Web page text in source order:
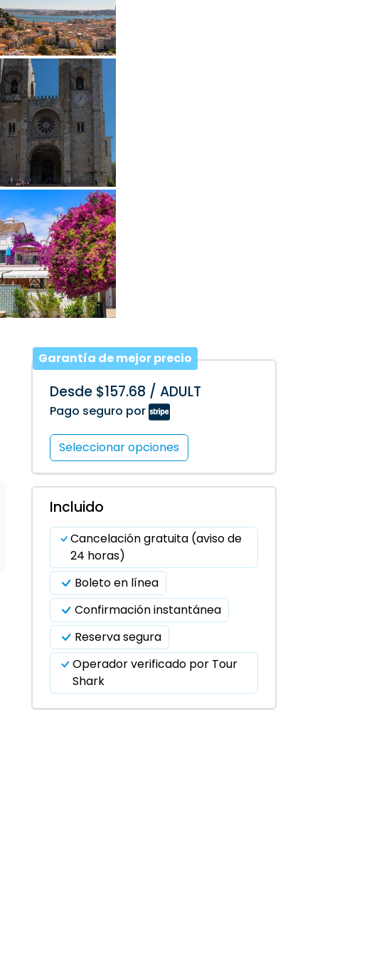
Garantía de mejor precio
Desde $157.68 / ADULT
Pago seguro por
Seleccionar opciones
Incluido
Cancelación gratuita (aviso de
24 horas)
Boleto en línea
Confirmación instantánea
Reserva segura
Operador verificado por Tour
Shark